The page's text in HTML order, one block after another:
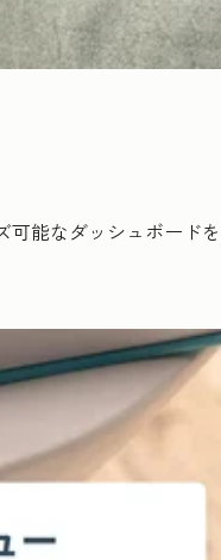
能なダッシュボード